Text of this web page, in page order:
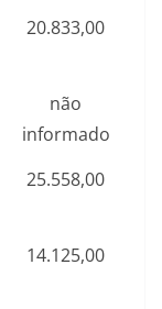
20.833,00
não
informado
25.558,00
14.125,00